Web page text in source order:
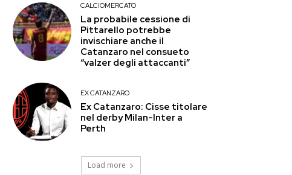
CALCIOMERCATO
La probabile cessione di
Pittarello potrebbe
invischiare anche il
Catanzaro nel consueto
“valzer degli attaccanti”
EX CATANZARO
Ex Catanzaro: Cisse titolare
nel derby Milan-Inter a
Perth
Load more